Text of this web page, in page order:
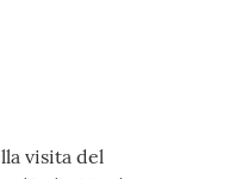
visita del